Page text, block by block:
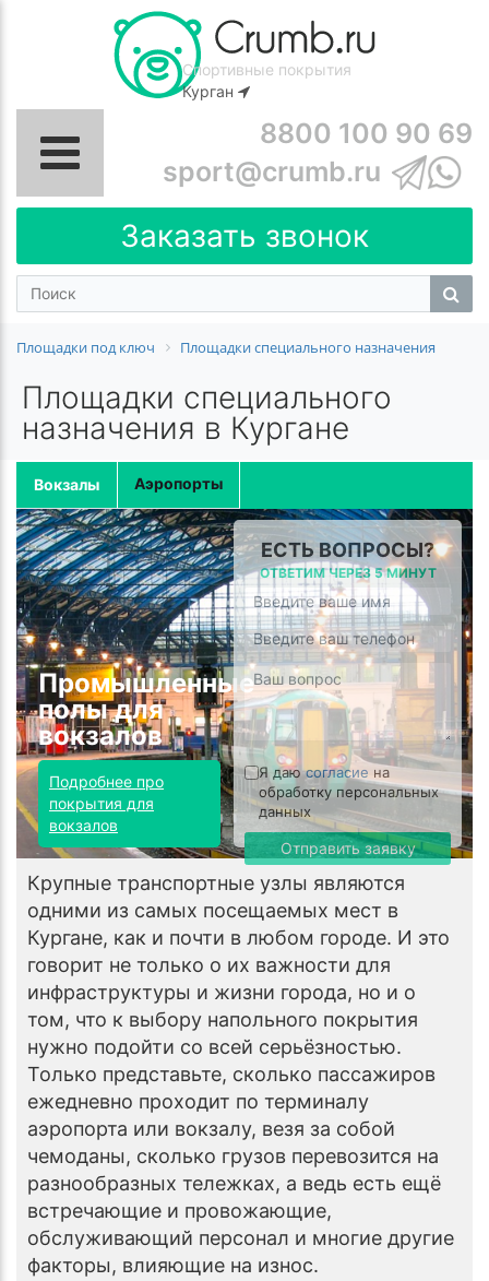
Спортивные покрытия
Курган
8800 100 90 69
sport@crumb.ru
Заказать звонок
Площадки под ключ Площадки специального назначения
Площадки специального
назначения в Кургане
Вокзалы Аэропорты
Промышленные
полы для
вокзалов
Подробнее про
покрытия для
вокзалов
ЕСТЬ ВОПРОСЫ?
ОТВЕТИМ ЧЕРЕЗ 5 МИНУТ
Я даюсогласие на
обработку персональных
данных
Отправить заявку
Крупные транспортные узлы являются
одними из самых посещаемых мест в
Кургане, как и почти в любом городе. И это
говорит не только о их важности для
инфраструктуры и жизни города, но и о
том, что к выбору напольного покрытия
нужно подойти со всей серьёзностью.
Только представьте, сколько пассажиров
ежедневно проходит по терминалу
аэропорта или вокзалу, везя за собой
чемоданы, сколько грузов перевозится на
разнообразных тележках, а ведь есть ещё
встречающие и провожающие,
обслуживающий персонал и многие другие
факторы, влияющие на износ.